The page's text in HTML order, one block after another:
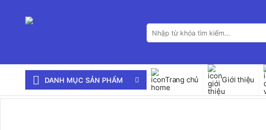
Tìm
kiếm:
DANH MỤC SẢN PHẨM Trang chủ Giới thiệu